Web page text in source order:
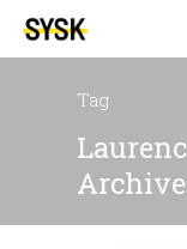
Tag